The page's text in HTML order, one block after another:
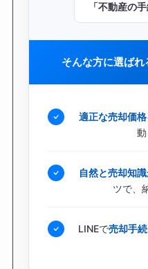
「不動産の
そんな方に選ばれ
適正な売却価
動
自然と売却知
ツで、
LINEで売却手